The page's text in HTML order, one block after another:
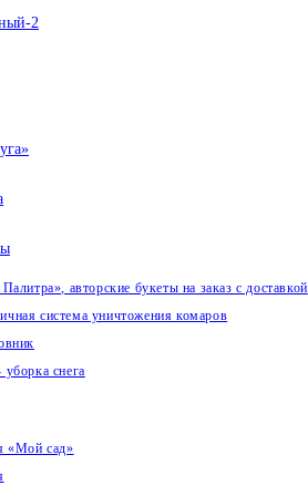
авторские букеты на заказ с доставкой
система уничтожения комаров
снега
«Мой сад»